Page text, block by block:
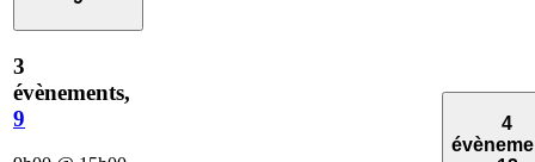
3
évènements,
9
4